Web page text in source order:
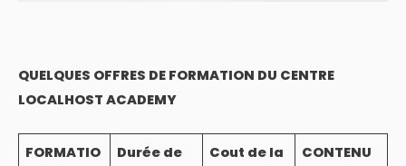
QUELQUES OFFRES DE FORMATION DU CENTRE
LOCALHOST ACADEMY
FORMATIO
Durée de
Cout de la
CONTENU